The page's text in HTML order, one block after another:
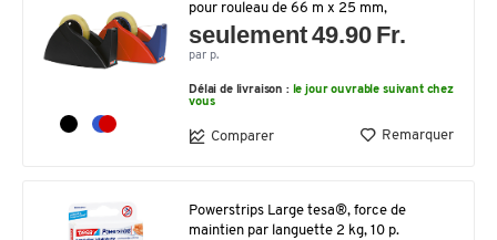
pour rouleau de 66 m x 25 mm,
seulement 49.90 Fr.
par p.
Délai de livraison : le jour ouvrable suivant chez
vous
Comparer Remarquer
Powerstrips Large tesa®, force de
maintien par languette 2 kg, 10 p.